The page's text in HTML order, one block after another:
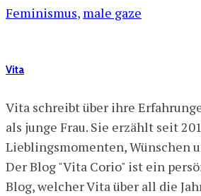
Feminismus, male gaze
Vita
Vita schreibt über ihre
als junge Frau. Sie erzählt seit
Lieblingsmomenten, Wünschen
Der Blog "Vita Corio" ist ein
Blog, welcher Vita über all die